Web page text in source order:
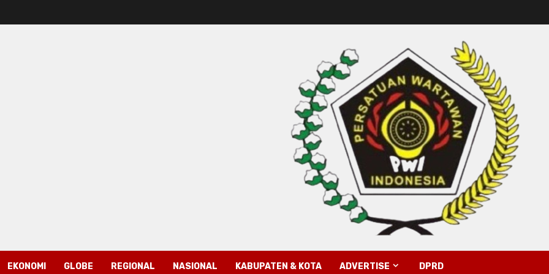
EKONOMI GLOBE REGIONAL NASIONAL KABUPATEN & KOTA ADVERTISE DPRD